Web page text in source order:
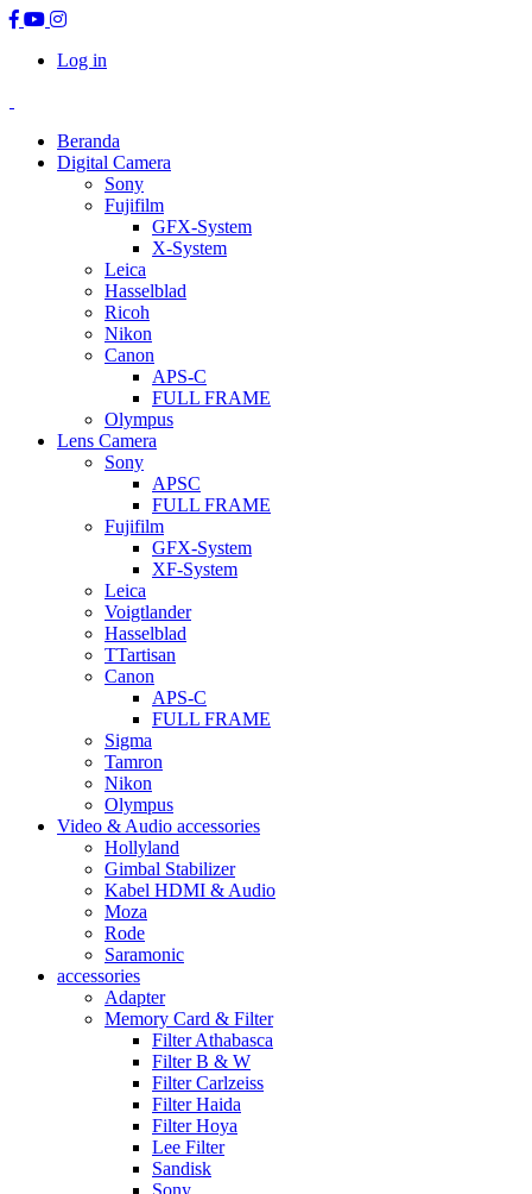
Log in
Beranda
Digital Camera
Sony
Fujifilm
GFX-System
X-System
Leica
Hasselblad
Ricoh
Nikon
Canon
APS-C
FULL FRAME
Olympus
Lens Camera
Sony
APSC
FULL FRAME
Fujifilm
GFX-System
XF-System
Leica
Voigtlander
Hasselblad
TTartisan
Canon
APS-C
FULL FRAME
Sigma
Tamron
Nikon
Olympus
Video & Audio accessories
Hollyland
Gimbal Stabilizer
Kabel HDMI & Audio
Moza
Rode
Saramonic
accessories
Adapter
Memory Card & Filter
Filter Athabasca
Filter B & W
Filter Carlzeiss
Filter Haida
Filter Hoya
Lee Filter
Sandisk
Sony